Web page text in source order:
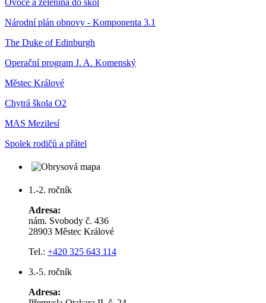
Ovoce a zelenina do škol
Národní plán obnovy - Komponenta 3.1
The Duke of Edinburgh
Operační program J. A. Komenský
Městec Králové
Chytrá škola O2
MAS Mezilesí
Spolek rodičů a přátel
1.-2. ročník
Adresa:
nám. Svobody č. 436
28903 Městec Králové
Tel.: +420 325 643 114
3.-5. ročník
Adresa: